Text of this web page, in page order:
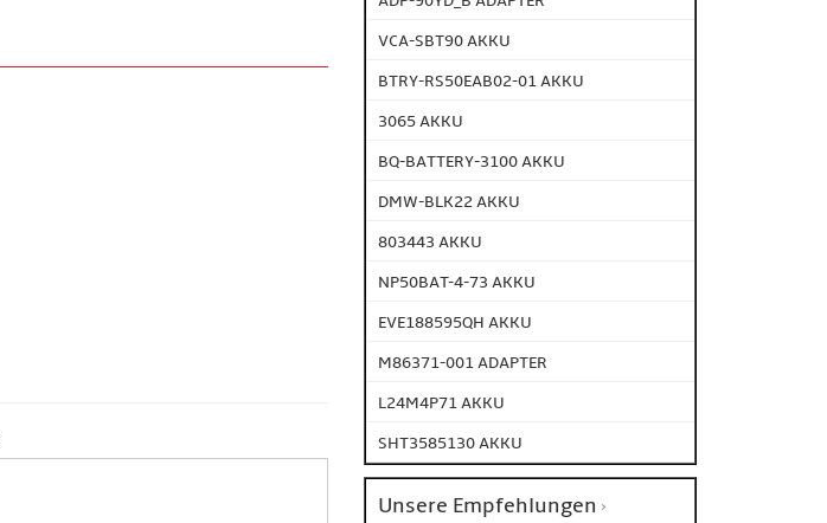
VCA-SBT90 AKKU
BTRY-RS50EAB02-01 AKKU
3065 AKKU
BQ-BATTERY-3100 AKKU
DMW-BLK22 AKKU
803443 AKKU
NP50BAT-4-73 AKKU
EVE188595QH AKKU
M86371-001 ADAPTER
L24M4P71 AKKU
SHT3585130 AKKU
Unsere Empfehlungen